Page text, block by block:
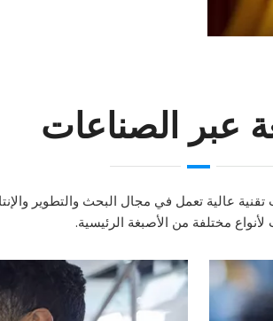
عبر الصناعات
عالية تعمل في مجال البحث والتطوير
لأنواع مختلفة من الأصبغة الرئيسية.